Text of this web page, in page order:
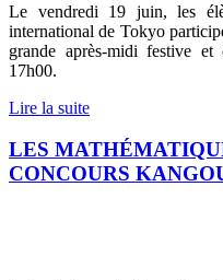
Le vendredi 19 juin, les
international de Tokyo
grande après-midi festive
17h00.
Lire la suite
LES
CONCOURS